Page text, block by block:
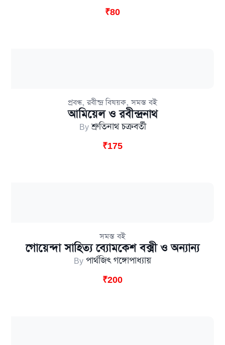
₹80
প্রবন্ধ,রবীন্দ্র বিষয়ক,সমস্ত বই
আমিয়েল ও রবীন্দ্রনাথ
Byশ্রুতিনাথ চক্রবর্তী
₹175
সমস্ত বই
গোয়েন্দা সাহিত্য ব্যোমকেশ বক্সী ও অন্যান্য
By পার্থজিৎ গঙ্গোপাধ্যায়
₹200